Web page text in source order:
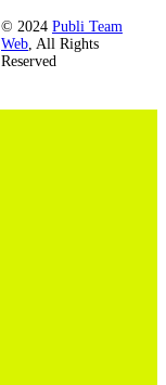
© 2024 Publi Team
Web, All Rights
Reserved